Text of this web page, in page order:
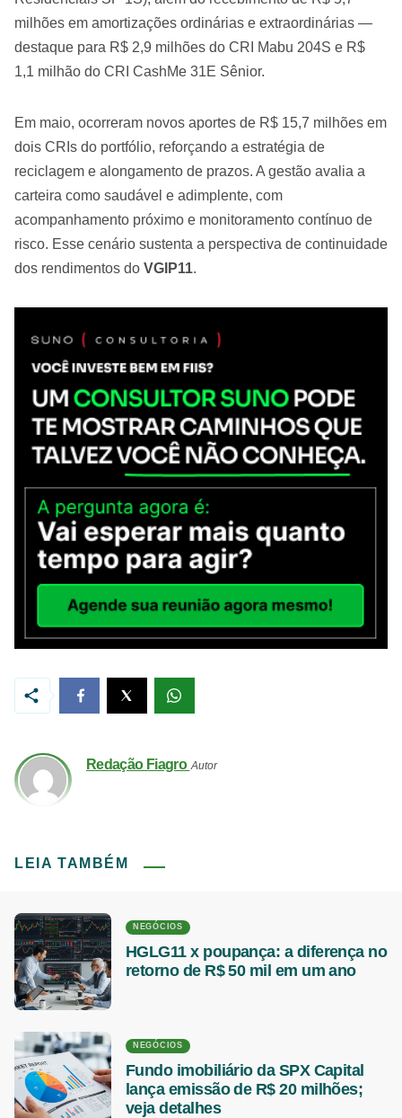
milhões em amortizações ordinárias e extraordinárias —
destaque para R$ 2,9 milhões do CRI Mabu 204S e R$
1,1 milhão do CRI CashMe 31E Sênior.
Em maio, ocorreram novos aportes de R$ 15,7 milhões em
dois CRIs do portfólio, reforçando a estratégia de
reciclagem e alongamento de prazos. A gestão avalia a
carteira como saudável e adimplente, com
acompanhamento próximo e monitoramento contínuo de
risco. Esse cenário sustenta a perspectiva de continuidade
dos rendimentos do VGIP11.
Redação Fiagro Autor
LEIA TAMBÉM
NEGÓCIOS
HGLG11 x poupança: a diferença no
retorno de R$ 50 mil em um ano
NEGÓCIOS
Fundo imobiliário da SPX Capital
lança emissão de R$ 20 milhões;
veja detalhes